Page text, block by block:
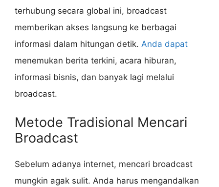
terhubung secara global ini, broadcast
memberikan akses langsung ke berbagai
informasi dalam hitungan detik. Anda dapat
menemukan berita terkini, acara hiburan,
informasi bisnis, dan banyak lagi melalui
broadcast.
Metode Tradisional Mencari
Broadcast
Sebelum adanya internet, mencari broadcast
mungkin agak sulit. Anda harus mengandalkan